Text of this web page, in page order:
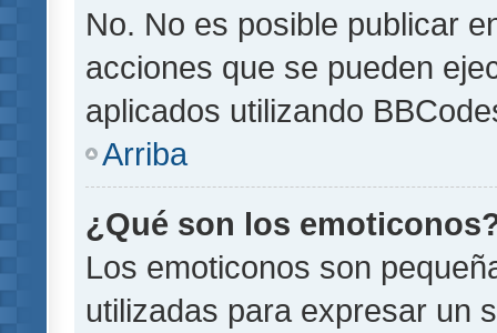
No. No es posible publicar
acciones que se pueden
aplicados utilizando
Arriba
¿Qué son los
Los emoticonos son
utilizadas para expresar un